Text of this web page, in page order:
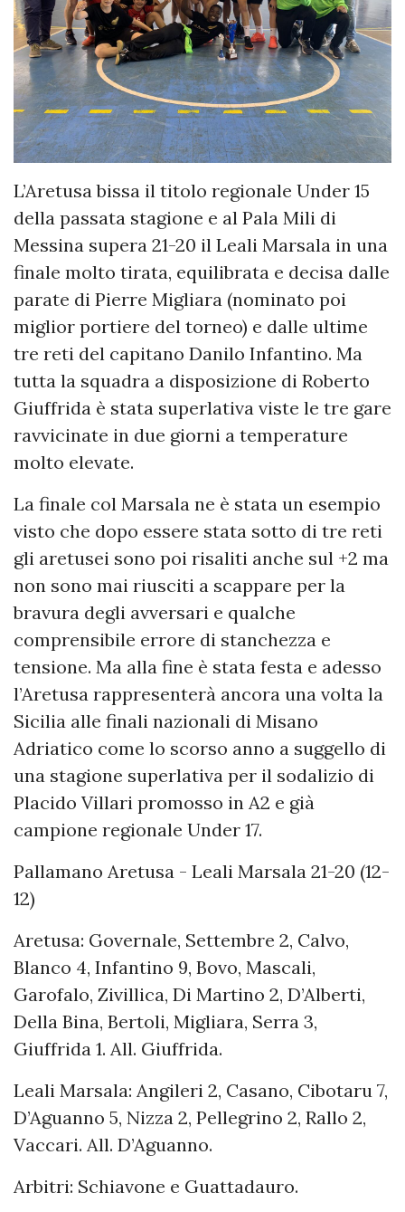
L’Aretusa bissa il titolo regionale Under 15
della passata stagione e al Pala Mili di
Messina supera 21-20 il Leali Marsala in una
finale molto tirata, equilibrata e decisa dalle
parate di Pierre Migliara (nominato poi
miglior portiere del torneo) e dalle ultime
tre reti del capitano Danilo Infantino. Ma
tutta la squadra a disposizione di Roberto
Giuffrida è stata superlativa viste le tre gare
ravvicinate in due giorni a temperature
molto elevate.
La finale col Marsala ne è stata un esempio
visto che dopo essere stata sotto di tre reti
gli aretusei sono poi risaliti anche sul +2 ma
non sono mai riusciti a scappare per la
bravura degli avversari e qualche
comprensibile errore di stanchezza e
tensione. Ma alla fine è stata festa e adesso
l’Aretusa rappresenterà ancora una volta la
Sicilia alle finali nazionali di Misano
Adriatico come lo scorso anno a suggello di
una stagione superlativa per il sodalizio di
Placido Villari promosso in A2 e già
campione regionale Under 17.
Pallamano Aretusa - Leali Marsala 21-20 (12-
12)
Aretusa: Governale, Settembre 2, Calvo,
Blanco 4, Infantino 9, Bovo, Mascali,
Garofalo, Zivillica, Di Martino 2, D’Alberti,
Della Bina, Bertoli, Migliara, Serra 3,
Giuffrida 1. All. Giuffrida.
Leali Marsala: Angileri 2, Casano, Cibotaru 7,
D’Aguanno 5, Nizza 2, Pellegrino 2, Rallo 2,
Vaccari. All. D’Aguanno.
Arbitri: Schiavone e Guattadauro.